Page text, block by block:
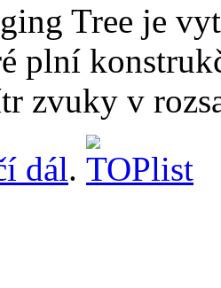
Tree je
plní
zvuky v
dál.